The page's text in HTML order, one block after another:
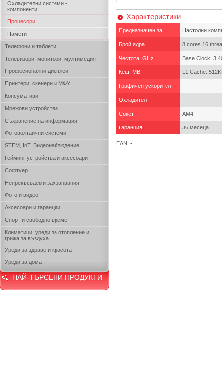
Охладителни системи -
компоненти
Процесори
Памети
Телефони и таблети
Телевизори, монитори, мултимедия
Професионални дисплеи
Принтери, скенери и МФУ
Консумативи
Мрежови устройства
Съхранение на информация
Фотоволтаични системи
STEM, IoT, Видеонаблюдение
Гейминг устройства и аксесоари
Софтуер
Непрекъсваеми захранвания
Фото и видео
Аксесоари и гаранции
Спорт и свободно време
Климатици, уреди за отопление и
грижа за въздуха
Уреди за здраве и красота
Уреди за дома
НАЙ-ТЪРСЕНИ ПРОДУКТИ
Характеристики
Предназначен за Настолни
Брой ядра 8 cores 16
Честота, GHz Base Clock:
Кеш, MB L1 Cache:
Графичен ускорител -
Охладител -
Сокет AM4
Гаранция 36 месеца
EAN: -